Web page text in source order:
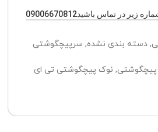
در تماس باشید09006670812
, دسته بندی نشده, سرپیچگوشتی
, نوک پیچگوشتی تی ای